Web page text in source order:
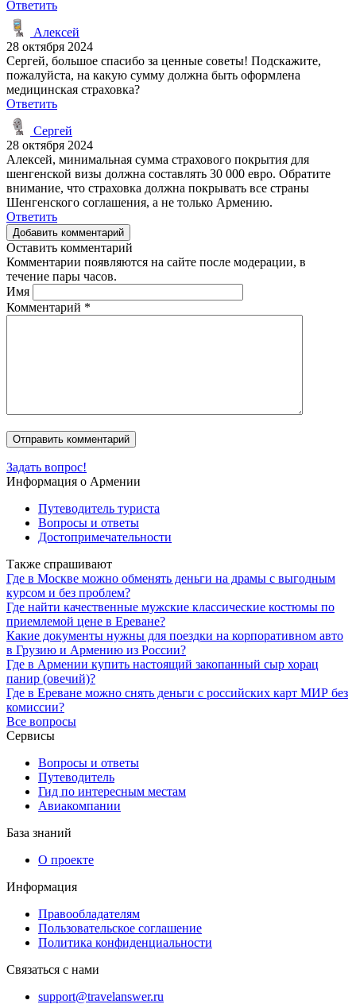
Ответить
Алексей
28 октября 2024
Сергей, большое спасибо за ценные советы! Подскажите,
пожалуйста, на какую сумму должна быть оформлена
медицинская страховка?
Ответить
Сергей
28 октября 2024
Алексей, минимальная сумма страхового покрытия для
шенгенской визы должна составлять 30 000 евро. Обратите
внимание, что страховка должна покрывать все страны
Шенгенского соглашения, а не только Армению.
Ответить
Добавить комментарий
Оставить комментарий
Комментарии появляются на сайте после модерации, в
течение пары часов.
Имя
Комментарий *
Задать вопрос!
Информация о Армении
Путеводитель туриста
Вопросы и ответы
Достопримечательности
Также спрашивают
Где в Москве можно обменять деньги на драмы с выгодным
курсом и без проблем?
Где найти качественные мужские классические костюмы по
приемлемой цене в Ереване?
Какие документы нужны для поездки на корпоративном авто
в Грузию и Армению из России?
Где в Армении купить настоящий закопанный сыр хорац
панир (овечий)?
Где в Ереване можно снять деньги с российских карт МИР без
комиссии?
Все вопросы
Сервисы
Вопросы и ответы
Путеводитель
Гид по интересным местам
Авиакомпании
База знаний
О проекте
Информация
Правообладателям
Пользовательское соглашение
Политика конфиденциальности
Связаться с нами
support@travelanswer.ru